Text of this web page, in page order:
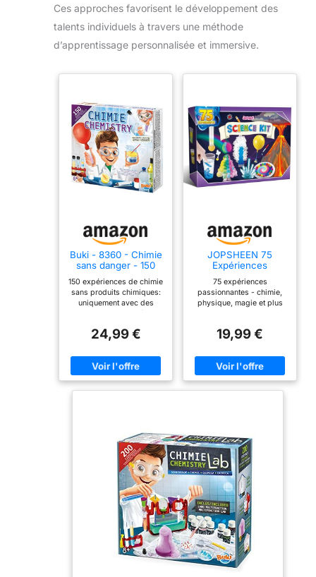
Ces approches favorisent le développement des
talents individuels à travers une méthode
d’apprentissage personnalisée et immersive.
Buki - 8360 - Chimie
sans danger - 150
150 expériences de chimie
sans produits chimiques:
uniquement avec des
apprends à utiliser toutes
devenir un véritable petit
chimiste: tubes à essai,
lunettes, seringue, papier
piles: Non Matériau:
Plastique 150 expériences
de chimie sans produits
chimiques: uniquement
avec des produits
courants (sel, vinaigre)
Découvre et apprends à
utiliser toutes sortes
d'accessoires pour
devenir un véritable petit
chimiste: tubes à essai,
lunettes, seringue, papier
24,99 €
JOPSHEEN 75
Expériences
Enfants, Chimie
Activités
75 expériences
passionnantes - chimie,
physique, magie et plus
chimistes. Apportez la
notre kit d'expériences.
Manuel facile à suivre -
Un guide d'apprentissage
développer une
appréciation profonde et
durable de ces
expériences.
Apprentissage pratique -
Favorisez la créativité et
l'esprit critique grâce à
des expériences et des
projets interactifs qui
enseignent des concepts
scientifiques
fondamentaux par le biais
du jeu. Jouets éducatifs
19,99 €